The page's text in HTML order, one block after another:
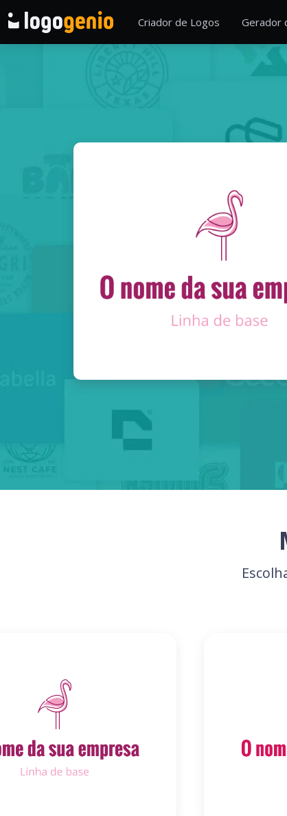
Criador de Logos Gerador